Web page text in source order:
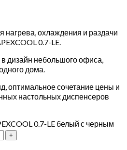
нагрева, охлаждения и раздачи
0.7-LE.
дизайн небольшого офиса,
дома.
оптимальное сочетание цены и
настольных диспенсеров
0.7-LE белый с черным